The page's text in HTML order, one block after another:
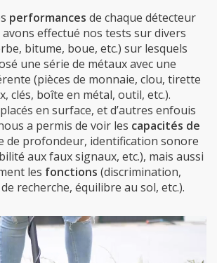
performances de chaque détecteur
effectué nos tests sur divers
bitume, boue, etc.) sur lesquels
une série de métaux avec une
(pièces de monnaie, clou, tirette
clés, boîte en métal, outil, etc.).
en surface, et d’autres enfouis
a permis de voir les capacités de
de profondeur, identification sonore
aux faux signaux, etc.), mais aussi
les fonctions (discrimination,
recherche, équilibre au sol, etc.).